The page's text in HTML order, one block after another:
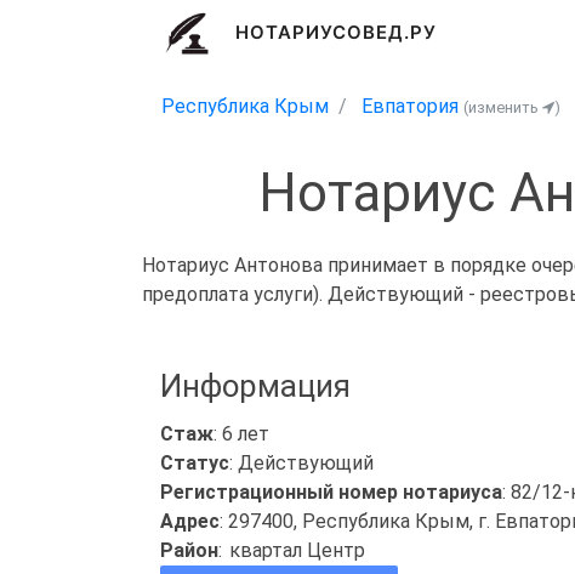
НОТАРИУСОВЕД.РУ
Республика Крым Евпатория (изменить )
Нотариус
Нотариус Антонова принимает в порядке
предоплата услуги). Действующий -
Информация
Стаж: 6 лет
Статус: Действующий
Регистрационный номер нотариуса: 82/
Адрес: 297400, Республика Крым, г.
Район: квартал Центр